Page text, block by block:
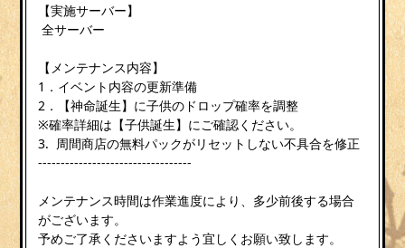
【実施サーバー】
全サーバー
【メンテナンス内容】
1．イベント内容の更新準備
2．【神命誕生】に子供のドロップ確率を調整
※確率詳細は【子供誕生】にご確認ください。
3. 周間商店の無料パックがリセットしない不具合を修正
----------------------------------
メンテナンス時間は作業進度により、多少前後する場合
がございます。
予めご了承くださいますよう宜しくお願い致します。